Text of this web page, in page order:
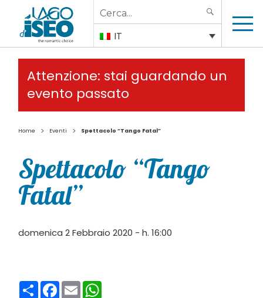
Search
for:
IT
Attenzione: stai guardando un
evento passato
Home > Eventi > Spettacolo “Tango Fatal”
Spettacolo “Tango
Fatal”
domenica 2 Febbraio 2020 - h. 16:00
CondividiFacebook
Email